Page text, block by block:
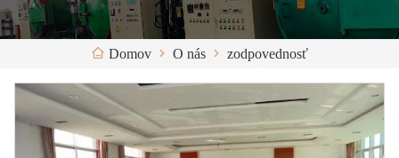
Domov O nás zodpovednosť